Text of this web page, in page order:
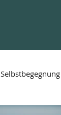
Selbstbegegnung